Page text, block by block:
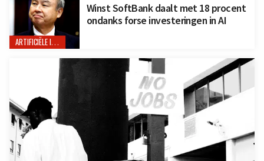
ARTIFICIËLE INTELLIGENTIE
Winst SoftBank daalt met 18 procent
ondanks forse investeringen in AI